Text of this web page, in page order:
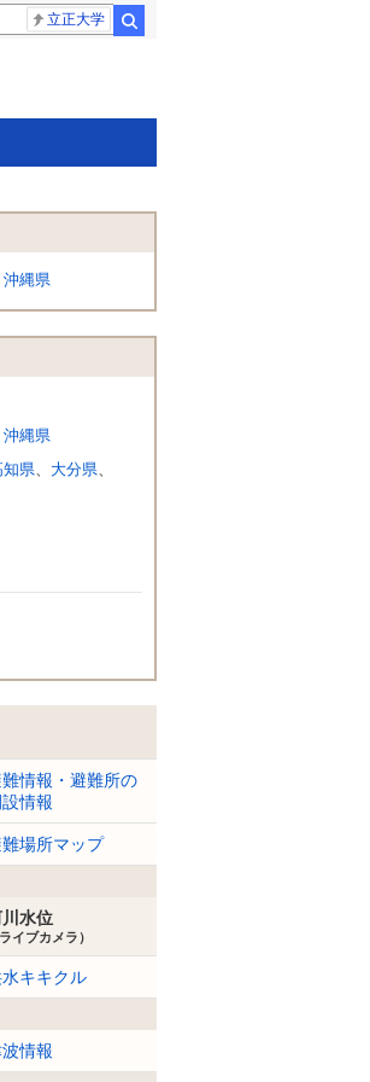
立正大学
沖縄県
沖縄県
知県、 大分県、
情報・避難所の
情報
場所マップ
水位
ライブカメラ）
キキクル
情報